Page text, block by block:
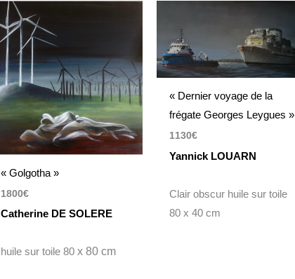
« Golgotha »
1800€
Catherine DE SOLERE
huile sur toile 80 x 80 cm
« Dernier voyage de la
frégate Georges Leygues »
1130€
Yannick LOUARN
Clair obscur huile sur toile
80 x 40 cm